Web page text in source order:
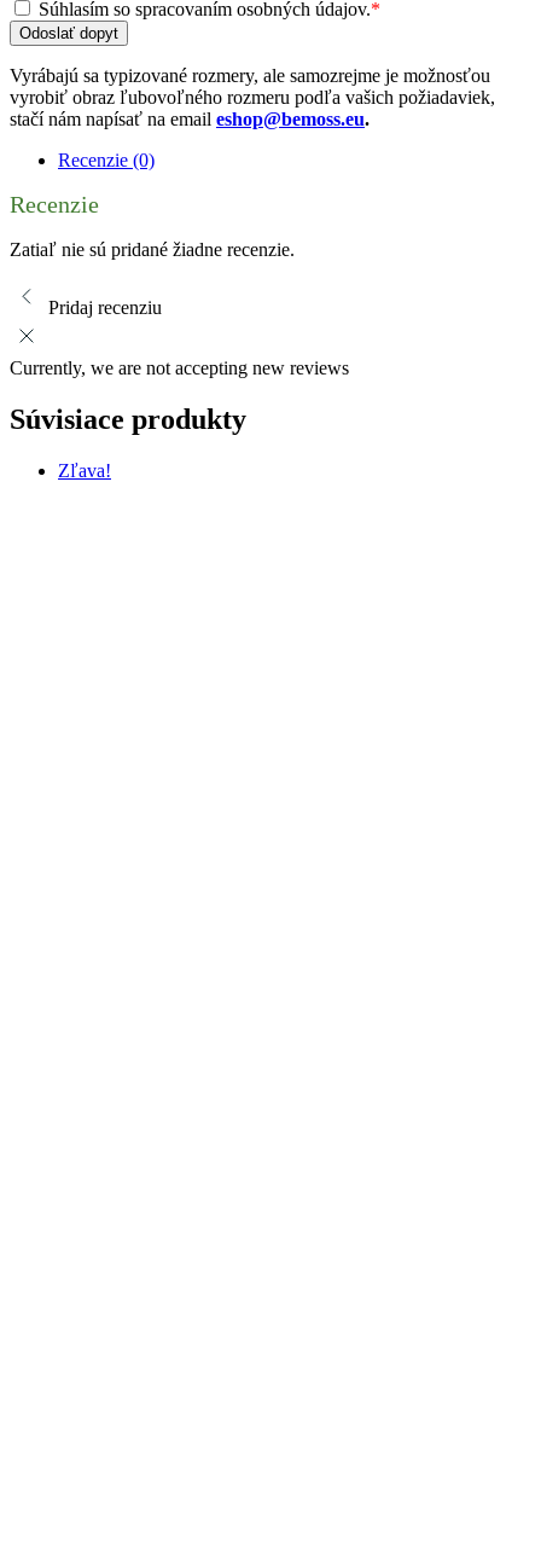
Súhlasím so spracovaním osobných údajov.*
Odoslať dopyt
Vyrábajú sa typizované rozmery, ale samozrejme je možnosťou
vyrobiť obraz ľubovoľného rozmeru podľa vašich požiadaviek,
stačí nám napísať na email eshop@bemoss.eu.
Recenzie (0)
Recenzie
Zatiaľ nie sú pridané žiadne recenzie.
Pridaj recenziu
Currently, we are not accepting new reviews
Súvisiace produkty
Zľava!